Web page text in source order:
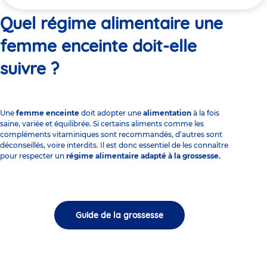
Quel régime alimentaire une
femme enceinte doit-elle
suivre ?
Une femme enceinte doit adopter une alimentation à la fois
saine, variée et équilibrée. Si certains aliments comme les
compléments vitaminiques sont recommandés, d’autres sont
déconseillés, voire interdits. Il est donc essentiel de les connaître
pour respecter un régime alimentaire adapté à la grossesse.
Guide de la grossesse